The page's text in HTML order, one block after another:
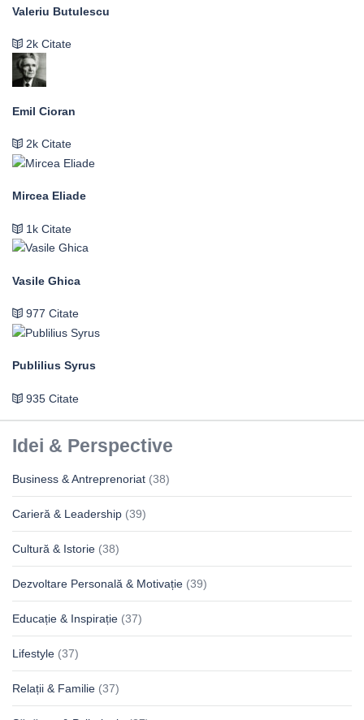
Valeriu Butulescu
2k Citate
Emil Cioran
2k Citate
Mircea Eliade
1k Citate
Vasile Ghica
977 Citate
Publilius Syrus
935 Citate
Idei & Perspective
Business & Antreprenoriat (38)
Carieră & Leadership (39)
Cultură & Istorie (38)
Dezvoltare Personală & Motivație (39)
Educație & Inspirație (37)
Lifestyle (37)
Relații & Familie (37)